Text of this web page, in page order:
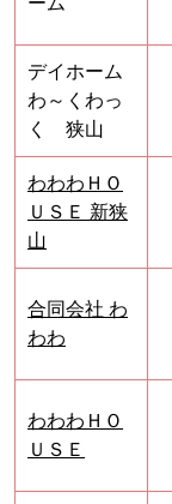
デイホーム
わ～くわっ
く 狭山
わわわＨＯ
ＵＳＥ 新狭
山
合同会社 わ
わわ
わわわＨＯ
ＵＳＥ